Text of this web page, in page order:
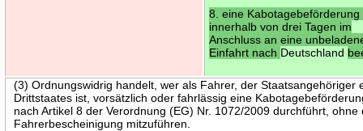
8. eine Kabotagebeförderung
innerhalb von drei Tagen im
Anschluss an eine
Einfahrt nach Deutschland
(3) Ordnungswidrig handelt, wer als Fahrer, der Staatsangehöriger
Drittstaates ist, vorsätzlich oder fahrlässig eine
nach Artikel 8 der Verordnung (EG) Nr. 1072/2009 durchführt, ohne
Fahrerbescheinigung mitzuführen.